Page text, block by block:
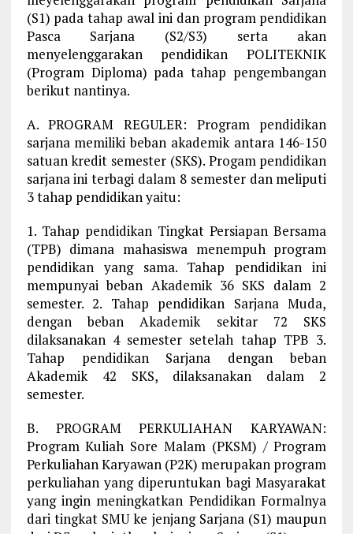
(S1) pada tahap awal ini dan program pendidikan
Pasca Sarjana (S2/S3) serta akan
menyelenggarakan pendidikan POLITEKNIK
(Program Diploma) pada tahap pengembangan
berikut nantinya.
A. PROGRAM REGULER: Program pendidikan
sarjana memiliki beban akademik antara 146-150
satuan kredit semester (SKS). Progam pendidikan
sarjana ini terbagi dalam 8 semester dan meliputi
3 tahap pendidikan yaitu:
1. Tahap pendidikan Tingkat Persiapan Bersama
(TPB) dimana mahasiswa menempuh program
pendidikan yang sama. Tahap pendidikan ini
mempunyai beban Akademik 36 SKS dalam 2
semester. 2. Tahap pendidikan Sarjana Muda,
dengan beban Akademik sekitar 72 SKS
dilaksanakan 4 semester setelah tahap TPB 3.
Tahap pendidikan Sarjana dengan beban
Akademik 42 SKS, dilaksanakan dalam 2
semester.
B. PROGRAM PERKULIAHAN KARYAWAN:
Program Kuliah Sore Malam (PKSM) / Program
Perkuliahan Karyawan (P2K) merupakan program
perkuliahan yang diperuntukan bagi Masyarakat
yang ingin meningkatkan Pendidikan Formalnya
dari tingkat SMU ke jenjang Sarjana (S1) maupun